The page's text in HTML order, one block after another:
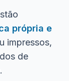
própria e
impressos,
de